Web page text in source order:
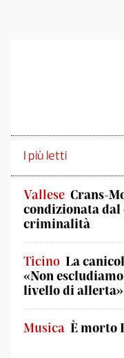
I più letti
Vallese Crans-
condizionata dal
criminalità
Ticino La
«Non
livello di allerta»
Musica È morto